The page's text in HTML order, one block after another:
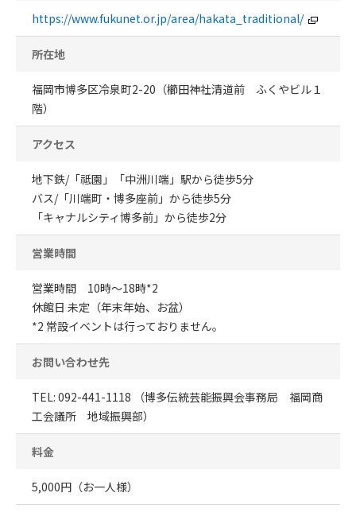
https://www.fukunet.or.jp/area/hakata_traditional/
所在地
福岡市博多区冷泉町2-20（櫛田神社清道前 ふくやビル１
階）
アクセス
地下鉄/「祗園」「中洲川端」駅から徒歩5分
バス/「川端町・博多座前」から徒歩5分
「キャナルシティ博多前」から徒歩2分
営業時間
営業時間 10時～18時*2
休館日 未定（年末年始、お盆）
*2 常設イベントは行っておりません。
お問い合わせ先
TEL: 092-441-1118 （博多伝統芸能振興会事務局 福岡商
工会議所 地域振興部）
料金
5,000円（お一人様）